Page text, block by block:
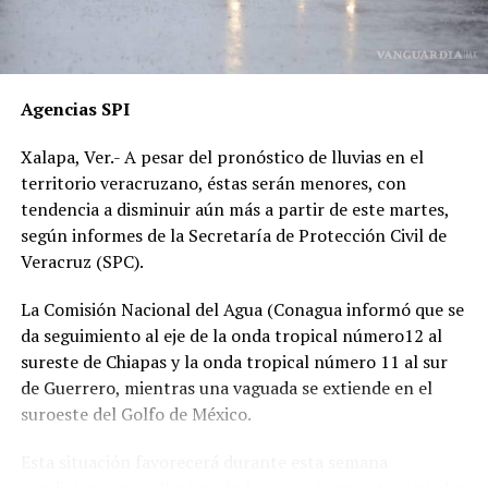
presenciales del accidente ahora callan, presuntamente
“Hoy fue mi Abraham,
mañana puede ser alguien
de tu familia. El homicida
sigue libre y operando en
las carreteras”, expresó un
familiar, exigiendo justicia.
El caso ha encendido el debate sobre la corrupción en la
Fiscalía y la impunidad que beneficia a conductores
responsables de muertes viales.
Agencias SPI
Xalapa, Ver.- A pesar del pronóstico de lluvias en el
territorio veracruzano, éstas serán menores, con
tendencia a disminuir aún más a partir de este martes,
según informes de la Secretaría de Protección Civil de
Veracruz (SPC).
La Comisión Nacional del Agua (Conagua informó que se
da seguimiento al eje de la onda tropical número12 al
sureste de Chiapas y la onda tropical número 11 al sur
de Guerrero, mientras una vaguada se extiende en el
suroeste del Golfo de México.